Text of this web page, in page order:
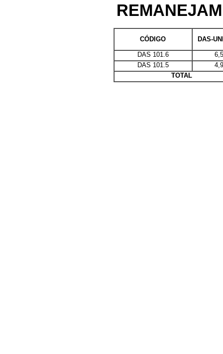
CÓDIGO DAS-
DAS 101.6
DAS 101.5
TOTAL